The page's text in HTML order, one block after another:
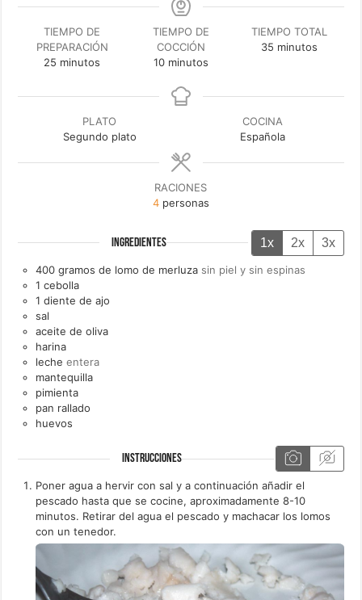
TIEMPO DE
PREPARACIÓN
25 minutos
minutos
TIEMPO DE
COCCIÓN
10minutos
minutos
TIEMPO TOTAL
35 minutos
minutos
PLATO
Segundo plato
COCINA
Española
RACIONES
4 personas
INGREDIENTES 1x 2x 3x
400 gramos de lomo de merluza sin piel y sin espinas
1 cebolla
1 diente de ajo
sal
aceite de oliva
harina
leche entera
mantequilla
pimienta
pan rallado
huevos
INSTRUCCIONES
Poner agua a hervir con sal y a continuación añadir el
pescado hasta que se cocine, aproximadamente 8-10
minutos. Retirar del agua el pescado y machacar los lomos
con un tenedor.